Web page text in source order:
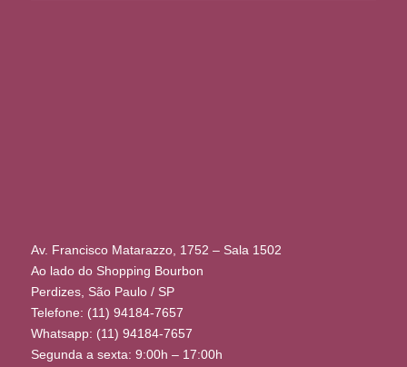
Av. Francisco Matarazzo, 1752 – Sala 1502
Ao lado do Shopping Bourbon
Perdizes, São Paulo / SP
Telefone: (11) 94184-7657
Whatsapp: (11) 94184-7657
Segunda a sexta: 9:00h – 17:00h